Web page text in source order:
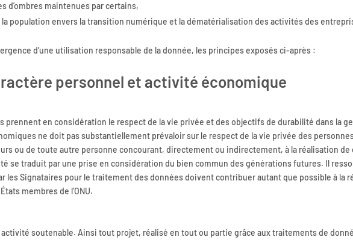
d’ombres maintenues par certains,
la population envers la transition numérique et la dématérialisation des activités des
d’une utilisation responsable de la donnée, les principes exposés ci-après :
personnel et activité économique
prennent en considération le respect de la vie privée et des objectifs de durabilité dans la
ne doit pas substantiellement prévaloir sur le respect de la vie privée des
ou de toute autre personne concourant, directement ou indirectement, à la réalisation de
se traduit par une prise en considération du bien commun des générations futures. Il
Signataires pour le traitement des données doivent contribuer autant que possible à la
membres de l’ONU.
soutenable. Ainsi tout projet, réalisé en tout ou partie grâce aux traitements de